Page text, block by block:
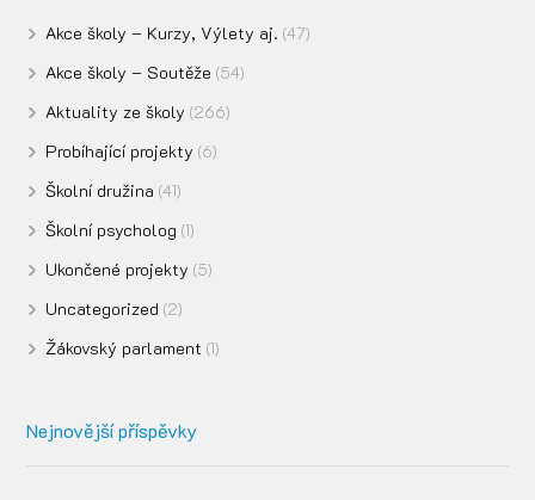
Akce školy – Kurzy, Výlety aj. (47)
Akce školy – Soutěže (54)
Aktuality ze školy (266)
Probíhající projekty (6)
Školní družina (41)
Školní psycholog (1)
Ukončené projekty (5)
Uncategorized (2)
Žákovský parlament (1)
Nejnovější příspěvky